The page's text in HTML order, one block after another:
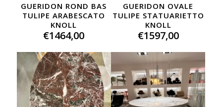
GUERIDON ROND BAS
TULIPE ARABESCATO
KNOLL
€1464,00
GUERIDON OVALE
TULIPE STATUARIETTO
KNOLL
€1597,00